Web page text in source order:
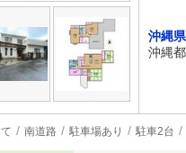
沖縄
沖縄
南道路 駐車場あり 駐車2台